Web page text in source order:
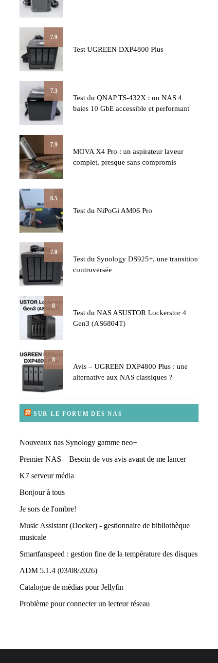
7.9
Test UGREEN DXP4800 Plus
7.3
Test du QNAP TS-432X : un NAS 4
baies 10 GbE accessible et performant
7.9
MOVA X4 Pro : un aspirateur laveur
complet, presque sans compromis
8.5
Test du NiPoGi AM06 Pro
7.8
Test du Synology DS925+, une transition
controversée
8
Test du NAS ASUSTOR Lockerstor 4
Gen3 (AS6804T)
8
Avis – UGREEN DXP4800 Plus : une
alternative aux NAS classiques ?
SUR LE FORUM DES NAS
Nouveaux nas Synology gamme neo+
Premier NAS – Besoin de vos avis avant de me lancer
K7 serveur média
Bonjour à tous
Je sors de l'ombre!
Music Assistant (Docker) - gestionnaire de bibliothèque
musicale
Smartfanspeed : gestion fine de la température des disques
ADM 5.1.4 (03/08/2026)
Catalogue de médias pour Jellyfin
Problème pour connecter un lecteur réseau